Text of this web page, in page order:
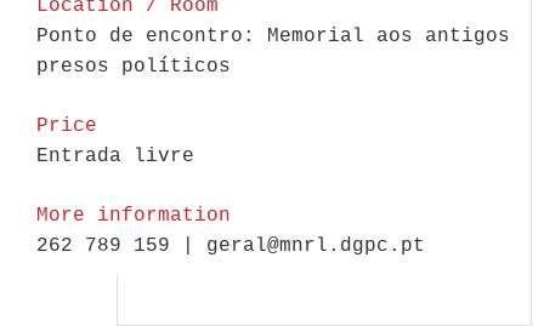
Location / Room
Ponto de encontro: Memorial aos antigos
presos políticos
Price
Entrada livre
More information
262 789 159 | geral@mnrl.dgpc.pt